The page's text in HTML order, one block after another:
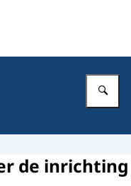
de rivier 2.0
de